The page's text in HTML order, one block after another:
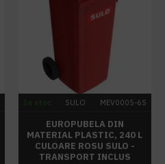
SULO MEV0005-6S
EUROPUBELA DIN
MATERIAL PLASTIC, 240 L
CULOARE ROSU SULO -
TRANSPORT INCLUS